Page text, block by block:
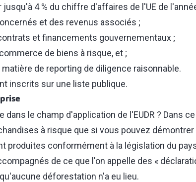
jusqu'à 4 % du chiffre d'affaires de l'UE de
et des revenus associés ;
et financements gouvernementaux ;
de biens à risque, et ;
de reporting de diligence raisonnable.
inscrits sur une liste publique.
le champ d'application de l'EUDR ? Dans
à risque que si vous pouvez
produites conformément à la législation du
de ce que l'on appelle des «
déforestation n'a eu lieu.